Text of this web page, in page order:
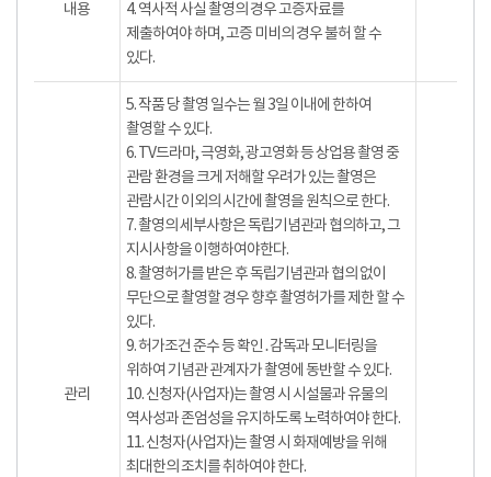
내용
4. 역사적 사실 촬영의 경우 고증자료를
제출하여야 하며, 고증 미비의 경우 불허 할 수
있다.
관리
5. 작품 당 촬영 일수는 월 3일 이내에 한하여
촬영할 수 있다.
6. TV드라마, 극영화, 광고영화 등 상업용 촬영 중
관람 환경을 크게 저해할 우려가 있는 촬영은
관람시간 이외의 시간에 촬영을 원칙으로 한다.
7. 촬영의 세부사항은 독립기념관과 협의하고, 그
지시사항을 이행하여야한다.
8. 촬영허가를 받은 후 독립기념관과 협의 없이
무단으로 촬영할 경우 향후 촬영허가를 제한 할 수
있다.
9. 허가조건 준수 등 확인․감독과 모니터링을
위하여 기념관 관계자가 촬영에 동반할 수 있다.
10. 신청자(사업자)는 촬영 시 시설물과 유물의
역사성과 존엄성을 유지하도록 노력하여야 한다.
11. 신청자(사업자)는 촬영 시 화재예방을 위해
최대한의 조치를 취하여야 한다.